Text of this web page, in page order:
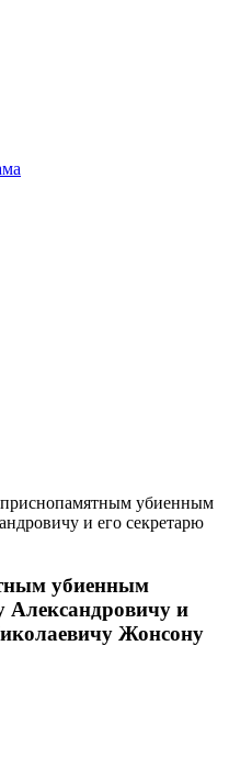
убиенным
и его секретарю
убиенным
и
Жонсону